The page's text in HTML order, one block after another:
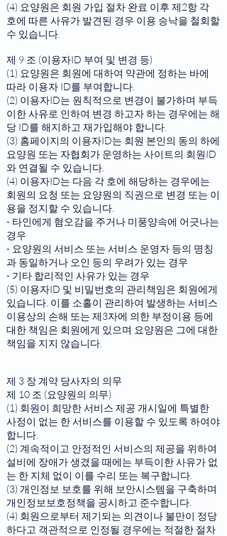
(4) 요양원은 회원 가입 절차 완료 이후 제2항 각
호에 따른 사유가 발견된 경우 이용 승낙을 철회할
수 있습니다.
제 9 조 (이용자ID 부여 및 변경 등)
(1) 요양원은 회원에 대하여 약관에 정하는 바에
따라 이용자 ID를 부여합니다.
(2) 이용자ID는 원칙적으로 변경이 불가하며 부득
이한 사유로 인하여 변경 하고자 하는 경우에는 해
당 ID를 해지하고 재가입해야 합니다.
(3) 홈페이지의 이용자ID는 회원 본인의 동의 하에
요양원 또는 자협회가 운영하는 사이트의 회원ID
와 연결될 수 있습니다.
(4) 이용자ID는 다음 각 호에 해당하는 경우에는
회원의 요청 또는 요양원의 직권으로 변경 또는 이
용을 정지할 수 있습니다.
- 타인에게 혐오감을 주거나 미풍양속에 어긋나는
경우
- 요양원의 서비스 또는 서비스 운영자 등의 명칭
과 동일하거나 오인 등의 우려가 있는 경우
- 기타 합리적인 사유가 있는 경우
(5) 이용자ID 및 비밀번호의 관리책임은 회원에게
있습니다. 이를 소홀이 관리하여 발생하는 서비스
이용상의 손해 또는 제3자에 의한 부정이용 등에
대한 책임은 회원에게 있으며 요양원은 그에 대한
책임을 지지 않습니다.
제 3 장 계약 당사자의 의무
제 10 조 (요양원의 의무)
(1) 회원이 희망한 서비스 제공 개시일에 특별한
사정이 없는 한 서비스를 이용할 수 있도록 하여야
합니다.
(2) 계속적이고 안정적인 서비스의 제공을 위하여
설비에 장애가 생겼을 때에는 부득이한 사유가 없
는 한 지체 없이 이를 수리 또는 복구합니다.
(3) 개인정보 보호를 위해 보안시스템을 구축하며
개인정보보호정책을 공시하고 준수합니다.
(4) 회원으로부터 제기되는 의견이나 불만이 정당
하다고 객관적으로 인정될 경우에는 적절한 절차